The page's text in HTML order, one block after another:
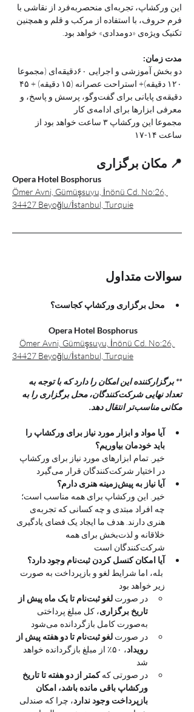
این ورکشاپ، تجربه‌ای منحصربه‌فرد از نقاشی با
فرم حروف، با استفاده از مرکب و قلم و همچنین
تکنیک ویژه‌ی «دو‌مدادی» خواهد بود.
مدت زمان:
دو بخش آموزشی و اجرایی ۶۰دقیقه‌ای (مجموعا
دقیقه‌ی پایانی برای گفت‌وگو، پرسش‌ و‌ پاسخ، و
معرفی ابزارها برای ادامه‌ی کار
مجموعا این ورکشاپ ۳ ساعت خواهد بود از
ساعت ۱۴-۱۷
📍 مکان برگزاری
Opera Hotel Bosphorus
Ömer Avni, Gümüşsuyu, İnönü Cd. No:26,
34427 Beyoğlu/İstanbul, Turquie
سوالات متداول
محل برگزاری ورکشاپ کجاست؟
Ömer Avni, Gümüşsuyu, İnönü Cd. No:26,
34427 Beyoğlu/İstanbul, Turquie
** برگزارکننده این امکان را دارد که با توجه به
تعداد نهایی شرکت‌کنندگان، محل برگزاری را به
مکانی مناسب‌تر انتقال دهد.
آیا مواد و ابزار مورد نیاز برای ورکشاپ را
باید خودمان بیاوریم؟
خیر. تمام ابزارهای مورد نیاز برای ورکشاپ
در اختیار شرکت‌کنندگان قرار می‌گیرد
آیا نیاز به پیش‌زمینه هنری دارم؟
خیر. این ورکشاپ برای همه مناسب است؛
چه افراد مبتدی و چه کسانی که تجربه‌ی
هنری دارند. هدف ما ایجاد یک فضای یادگیری
خلاقانه و لذت‌بخش برای همه
شرکت‌کنندگان است
آیا امکان کنسل کردن ثبت‌نام وجود دارد؟
بله، اما شرایط لغو و بازپرداخت به صورت
زیر خواهد بود
در صورت
لغو ثبت‌نام تا یک ماه پیش از
تاریخ برگزاری، کل مبلغ پرداختی
به‌صورت کامل بازگردانده می‌شود
در صورت
لغو ثبت‌نام تا دو هفته پیش از
رویداد
، ۵۰٪ از مبلغ بازگردانده خواهد
شد
در صورتی که کمتر از دو هفته تا تاریخ
ورکشاپ باقی مانده باشد، امکان
بازپرداخت وجود ندارد، چرا که صندلی